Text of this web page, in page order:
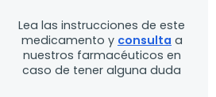
Lea las instrucciones de este
medicamento y consulta a
nuestros farmacéuticos en
caso de tener alguna duda